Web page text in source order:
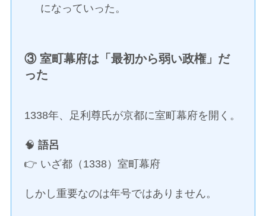
になっていった。
③ 室町幕府は「最初から弱い政権」だ
った
1338年、足利尊氏が京都に室町幕府を開く。
🧠語呂
👉 いざ都（1338）室町幕府
しかし重要なのは年号ではありません。